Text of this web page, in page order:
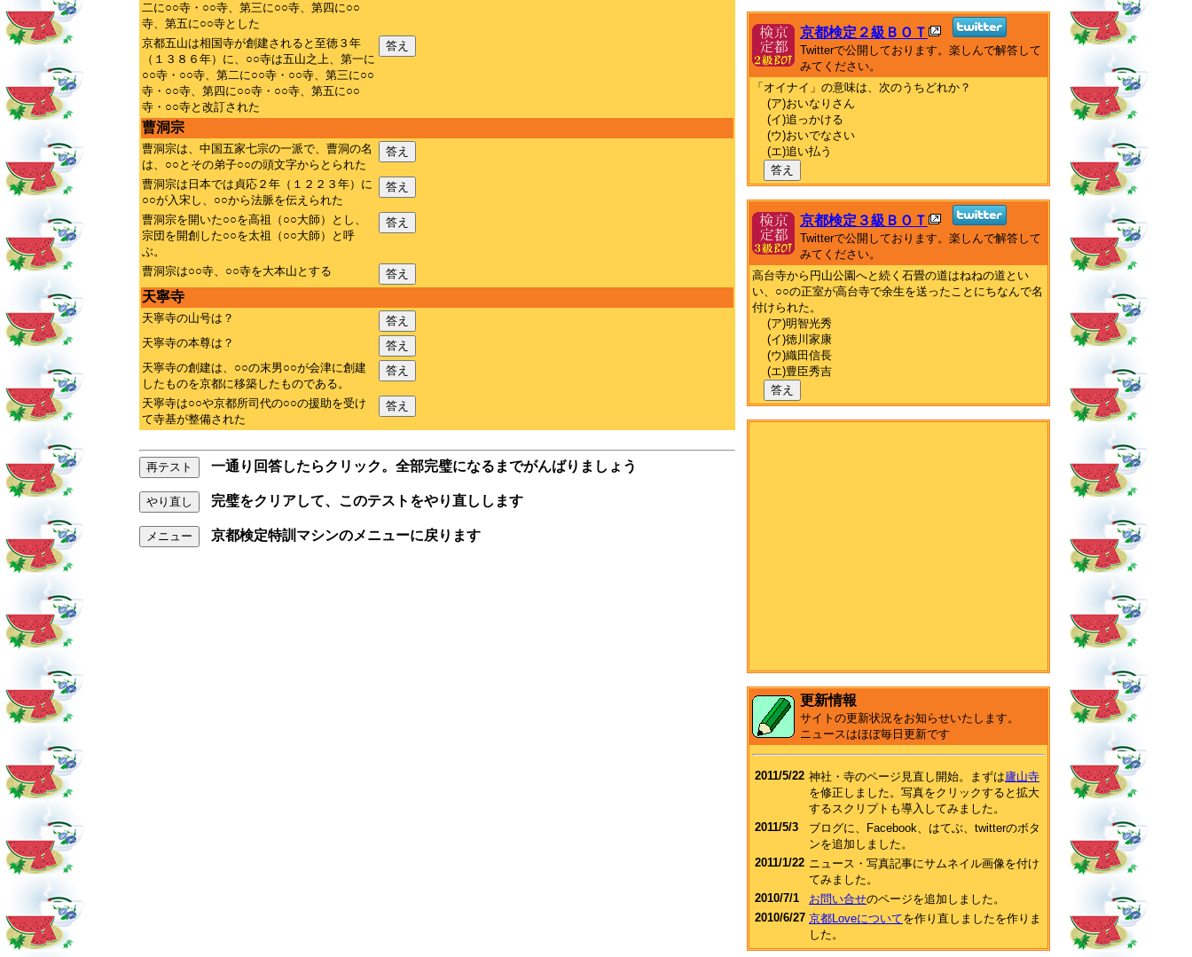
二に○○寺・○○寺、第三に○○寺、第四に○○
寺、第五に○○寺とした
京都五山は相国寺が創建されると至徳３年
（１３８６年）に、○○寺は五山之上、第一に
○○寺・○○寺、第二に○○寺・○○寺、第三に○○
寺・○○寺、第四に○○寺・○○寺、第五に○○
寺・○○寺と改訂された
答え
曹洞宗
曹洞宗は、中国五家七宗の一派で、曹洞の名
は、○○とその弟子○○の頭文字からとられた
答え
曹洞宗は日本では貞応２年（１２２３年）に
○○が入宋し、○○から法脈を伝えられた
答え
曹洞宗を開いた○○を高祖（○○大師）とし、
宗団を開創した○○を太祖（○○大師）と呼
ぶ。
答え
曹洞宗は○○寺、○○寺を大本山とする 答え
天寧寺
天寧寺の山号は？
答え
天寧寺の本尊は？
答え
天寧寺の創建は、○○の末男○○が会津に創建
したものを京都に移築したものである。
答え
天寧寺は○○や京都所司代の○○の援助を受け
て寺基が整備された
答え
再テスト 一通り回答したらクリック。全部完璧になるまでがんばりましょう
やり直し 完璧をクリアして、このテストをやり直しします
メニュー 京都検定特訓マシンのメニューに戻ります
京都検定２級ＢＯＴ
Twitterで公開しております。楽しんで解答して
みてください。
「オイナイ」の意味は、次のうちどれか？
(ア)おいなりさん
(イ)追っかける
(ウ)おいでなさい
(エ)追い払う
答え
京都検定３級ＢＯＴ
Twitterで公開しております。楽しんで解答して
みてください。
高台寺から円山公園へと続く石畳の道はねねの道とい
い、○○の正室が高台寺で余生を送ったことにちなんで名
付けられた。
(ア)明智光秀
(イ)徳川家康
(ウ)織田信長
(エ)豊臣秀吉
答え
更新情報
サイトの更新状況をお知らせいたします。
ニュースはほぼ毎日更新です
2011/5/22 神社・寺のページ見直し開始。まずは廬山寺
を修正しました。写真をクリックすると拡大
するスクリプトも導入してみました。
2011/5/3
ブログに、Facebook、はてぶ、twitterのボタ
ンを追加しました。
2011/1/22 ニュース・写真記事にサムネイル画像を付け
てみました。
2010/7/1
お問い合せのページを追加しました。
2010/6/27 京都Loveについてを作り直しましたを作りま
した。